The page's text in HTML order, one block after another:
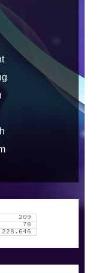
209
78
228.646